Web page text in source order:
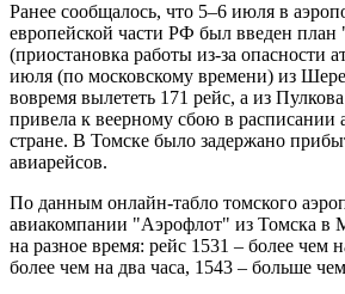
Ранее сообщалось, что 5–6 июля в
европейской части РФ был введен план
(приостановка работы из-за опасности
июля (по московскому времени) из
вовремя вылететь 171 рейс, а из
привела к веерному сбою в расписании
стране. В Томске было задержано
авиарейсов.
По данным онлайн-табло томского
авиакомпании "Аэрофлот" из Томска в
на разное время: рейс 1531 – более чем
более чем на два часа, 1543 – больше